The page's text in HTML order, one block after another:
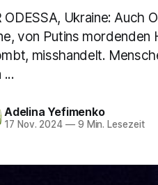
ODESSA, Ukraine: Auch
von Putins
misshandelt.
...
Adelina Yefimenko
17 Nov. 2024 —9 Min. Lesezeit